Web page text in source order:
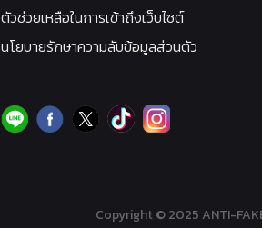
ตัวช่วยเหลือในการเข้าถึงเว็บไซต์
นโยบายรักษาความลับข้อมูลส่วนตัว
Copyright © 2025 ANTI-